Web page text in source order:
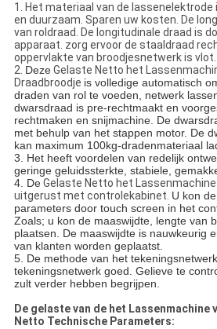
1. Het materiaal van de lassenelektrode
en duurzaam. Sparen uw kosten. De
van roldraad. De longitudinale draad is
apparaat. zorg ervoor de staaldraad
oppervlakte van broodjesnetwerk is vlot.
2. DezeGelaste Netto het
Draadbroodje is volledige automatisch
draden van rol te voeden, netwerk
dwarsdraad is pre-rechtmaakt en
rechtmaken en snijmachine. De
met behulp van het stappen motor. De
kan maximum 100kg-dradenmateriaal
3. Het heeft voordelen van redelijk
geringe geluidssterkte, stabiele,
4. DeGelaste Netto het Lassenmachine
uitgerust met controlekabinet. U kon
parameters door touch screen in het
Zoals; u kon de maaswijdte, lengte van
plaatsen. De maaswijdte is nauwkeurig
van klanten worden geplaatst.
5. De methode van het
tekeningsnetwerk goed. Gelieve te
zult verder hebben begrijpen.
De gelaste van de het Lassenmachine
Netto Technische Parameters: